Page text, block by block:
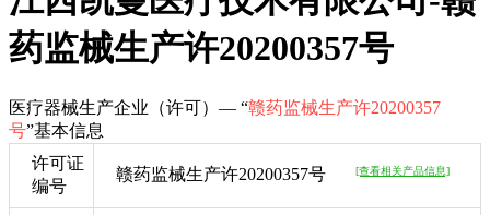
药监械生产许20200357号
医疗器械生产企业（许可）— “赣药监械生产许20200357
号”基本信息
许可证
编号
赣药监械生产许20200357号 [查看相关产品信息]